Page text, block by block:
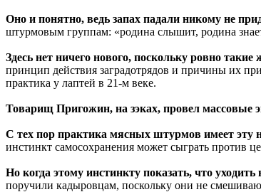
Оно и понятно, ведь запах падали никому не
штурмовым группам: «родина слышит, родина
Здесь нет ничего нового, поскольку ровно
принцип действия заградотрядов и причины их
практика у лаптей в 21-м веке.
Товарищ Пригожин, на зэках, провел массовые
С тех пор практика мясных штурмов имеет эту
инстинкт самосохранения может сыграть против
Но когда этому инстинкту показать, что
поручили кадыровцам, поскольку они не